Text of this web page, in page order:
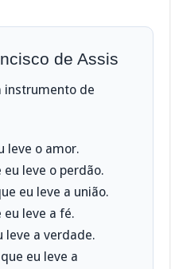
de Assis
instrumento de
leve o amor.
leve o perdão.
eu leve a união.
leve a fé.
leve a verdade.
eu leve a